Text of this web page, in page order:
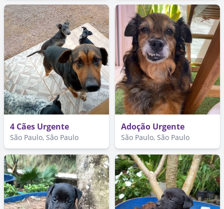
4 Cães Urgente
São Paulo, São Paulo
Adoção Urgente
São Paulo, São Paulo